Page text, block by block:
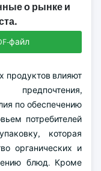
о рынке и
файл
продуктов влияют
предпочтения,
по обеспечению
потребителей
которая
органических и
блюд. Кроме